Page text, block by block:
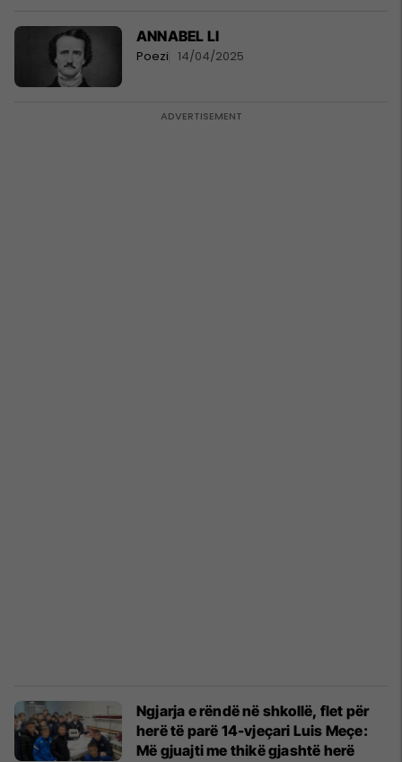
ANNABEL LI
Poezi 14/04/2025
Ngjarja e rëndë në shkollë, flet për
herë të parë 14-vjeçari Luis Meçe:
Më gjuajti me thikë gjashtë herë